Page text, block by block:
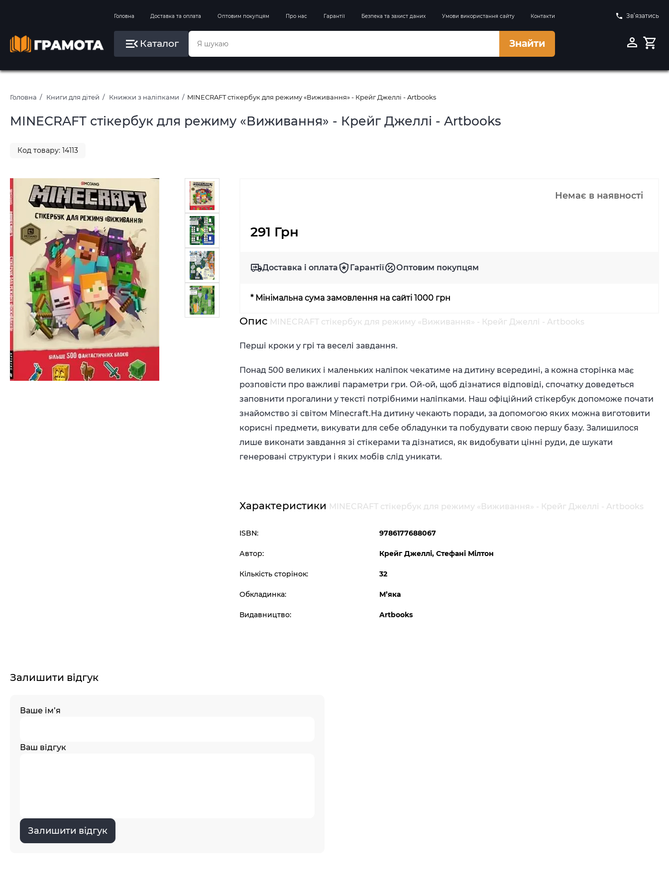
Головна Доставка та оплата Оптовим покупцям Про нас Гарантії Безпека та захист даних Умови використання сайту Контакти Зв’язатись
Каталог Знайти
Вправи на зимові канікули
Літо, пляж, плавання, басейни
Картини за номерами
Головна Книги для дітей Книжки з наліпками MINECRAFT стікербук для режиму «Виживання» - Крейг Джеллі - Artbooks
MINECRAFT стікербук для режиму «Виживання» - Крейг Джеллі - Artbooks
Код товару: 14113
Немає в наявності
291 Грн
Доставка і оплата Гарантії Оптовим покупцям
* Мінімальна сума замовлення на сайті 1000 грн
Опис MINECRAFT стікербук для режиму «Виживання» - Крейг Джеллі - Artbooks
Перші кроки у грі та веселі завдання.
Понад 500 великих і маленьких наліпок чекатиме на дитину всередині, а кожна сторінка має
розповісти про важливі параметри гри. Ой-ой, щоб дізнатися відповіді, спочатку доведеться
заповнити прогалини у тексті потрібними наліпками. Наш офіційний стікербук допоможе почати
знайомство зі світом Minecraft.На дитину чекають поради, за допомогою яких можна виготовити
корисні предмети, викувати для себе обладунки та побудувати свою першу базу. Залишилося
лише виконати завдання зі стікерами та дізнатися, як видобувати цінні руди, де шукати
генеровані структури і яких мобів слід уникати.
Характеристики MINECRAFT стікербук для режиму «Виживання» - Крейг Джеллі - Artbooks
ISBN: 9786177688067
Автор: Крейг Джеллі, Стефані Мілтон
Кількість сторінок: 32
Обкладинка: М’яка
Видавництво: Artbooks
Залишити відгук
Ваше ім’я
Ваш відгук
Залишити відгук